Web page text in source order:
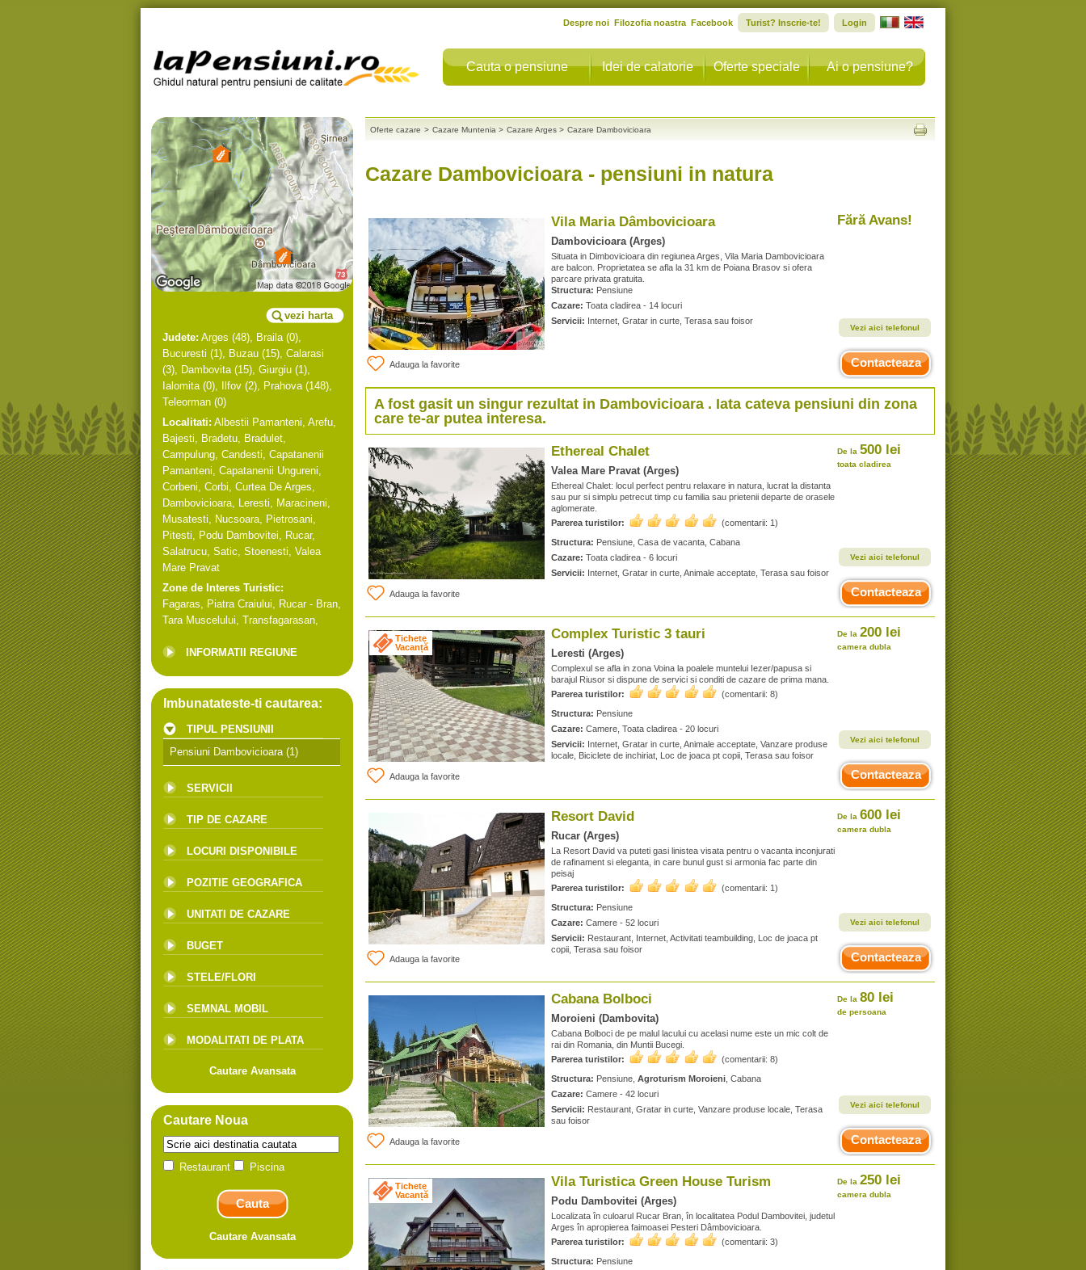
Cauta o pensiune Idei de calatorie Oferte speciale Ai o pensiune?
Despre noi Filozofia noastra Facebook Turist? Inscrie-te! Login
vezi harta
Judete: Arges (48), Braila(0),
Bucuresti (1), Buzau (15), Calarasi
(3), Dambovita(15), Giurgiu (1),
Ialomita(0), Ilfov (2), Prahova(148),
Teleorman (0)
Localitati: Albestii Pamanteni, Arefu,
Bajesti, Bradetu, Bradulet,
Campulung, Candesti, Capatanenii
Pamanteni, Capatanenii Ungureni,
Corbeni, Corbi, Curtea De Arges,
Dambovicioara, Leresti, Maracineni,
Musatesti, Nucsoara, Pietrosani,
Pitesti, Podu Dambovitei, Rucar,
Salatrucu, Satic, Stoenesti, Valea
Mare Pravat
Zone de Interes Turistic:
Fagaras, Piatra Craiului, Rucar - Bran,
Tara Muscelului, Transfagarasan,
INFORMATII REGIUNE
Imbunatateste-ti cautarea:
TIPUL PENSIUNII
Pensiuni Dambovicioara(1)
SERVICII
TIP DE CAZARE
LOCURI DISPONIBILE
POZITIE GEOGRAFICA
UNITATI DE CAZARE
BUGET
STELE/FLORI
SEMNAL MOBIL
MODALITATI DE PLATA
Cautare Avansata
Cautare Noua
Restaurant Piscina
Cautare Avansata
Oferte cazare > Cazare Muntenia > Cazare Arges > Cazare Dambovicioara
Cazare Dambovicioara - pensiuni in natura
Adauga la favorite
Vila Maria Dâmbovicioara
Dambovicioara (Arges)
Situata in Dimbovicioara din regiunea Arges, Vila Maria Dambovicioara
are balcon. Proprietatea se afla la 31 km de Poiana Brasov si ofera
parcare privata gratuita.
Structura: Pensiune
Cazare: Toata cladirea - 14 locuri
Servicii: Internet, Gratar in curte, Terasa sau foisor
Fără Avans!
Vezi aici telefonul
Contacteaza
A fost gasit un singur rezultat in Dambovicioara . Iata cateva pensiuni din zona
care te-ar putea interesa.
Adauga la favorite
Ethereal Chalet
Valea Mare Pravat (Arges)
Ethereal Chalet: locul perfect pentru relaxare in natura, lucrat la distanta
sau pur si simplu petrecut timp cu familia sau prietenii departe de orasele
aglomerate.
Parerea turistilor:
(comentarii: 1)
Structura: Pensiune, Casa de vacanta, Cabana
Cazare: Toata cladirea - 6 locuri
Servicii: Internet, Gratar in curte, Animale acceptate, Terasa sau foisor
De la 500 lei
toata cladirea
Vezi aici telefonul
Contacteaza
Tichete
Vacanță
Adauga la favorite
Complex Turistic 3 tauri
Leresti (Arges)
Complexul se afla in zona Voina la poalele muntelui Iezer/papusa si
barajul Riusor si dispune de servici si conditi de cazare de prima mana.
Parerea turistilor:
(comentarii: 8)
Structura: Pensiune
Cazare: Camere, Toata cladirea - 20 locuri
Servicii: Internet, Gratar in curte, Animale acceptate, Vanzare produse
locale, Biciclete de inchiriat, Loc de joaca pt copii, Terasa sau foisor
De la 200 lei
camera dubla
Vezi aici telefonul
Contacteaza
Adauga la favorite
Resort David
Rucar (Arges)
La Resort David va puteti gasi linistea visata pentru o vacanta inconjurati
de rafinament si eleganta, in care bunul gust si armonia fac parte din
peisaj
Parerea turistilor:
(comentarii: 1)
Structura: Pensiune
Cazare: Camere - 52 locuri
Servicii: Restaurant, Internet, Activitati teambuilding, Loc de joaca pt
copii, Terasa sau foisor
De la 600 lei
camera dubla
Vezi aici telefonul
Contacteaza
Adauga la favorite
Cabana Bolboci
Moroieni (Dambovita)
Cabana Bolboci de pe malul lacului cu acelasi nume este un mic colt de
rai din Romania, din Muntii Bucegi.
Parerea turistilor:
(comentarii: 8)
Structura: Pensiune, Agroturism Moroieni , Cabana
Cazare: Camere - 42 locuri
Servicii: Restaurant, Gratar in curte, Vanzare produse locale, Terasa
sau foisor
De la 80 lei
de persoana
Vezi aici telefonul
Contacteaza
Tichete
Vacanță
Vila Turistica Green House Turism
Podu Dambovitei (Arges)
Localizata în culoarul Rucar Bran, în localitatea Podul Dambovitei, judetul
Arges în apropierea faimoasei Pesteri Dâmbovicioara.
Parerea turistilor:
(comentarii: 3)
Structura: Pensiune
De la 250 lei
camera dubla